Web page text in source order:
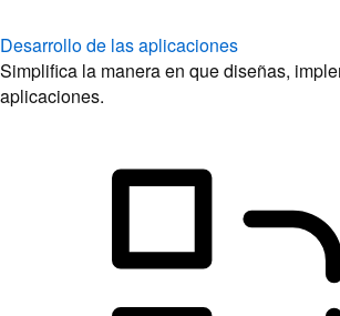
Desarrollo de las aplicaciones
Simplifica la manera en que diseñas,
aplicaciones.